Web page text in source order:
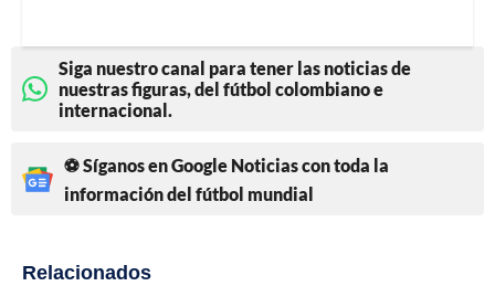
Siga nuestro canal para tener las noticias de
nuestras figuras, del fútbol colombiano e
internacional.
⚽ Síganos en Google Noticias con toda la
información del fútbol mundial
Relacionados